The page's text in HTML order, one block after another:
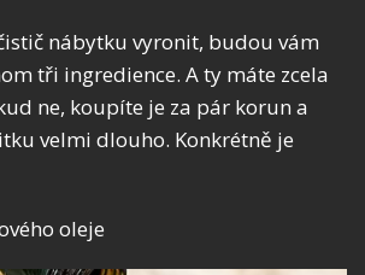
nábytku vyronit, budou vám
tři ingredience. A ty máte zcela
ne, koupíte je za pár korun a
velmi dlouho. Konkrétně je
oleje